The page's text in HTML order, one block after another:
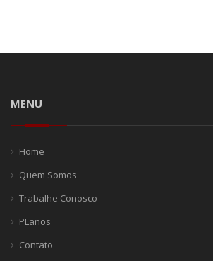
MENU
Home
Quem Somos
Trabalhe Conosco
PLanos
Contato